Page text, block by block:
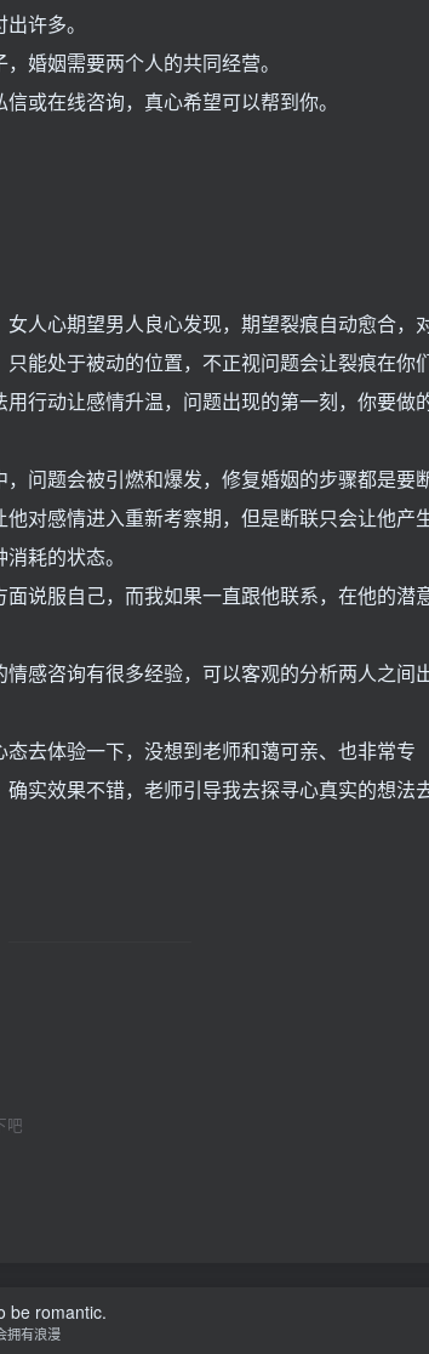
许多。
婚姻需要两个人的共同经营。
或在线咨询，真心希望可以帮到你。
人心期望男人良心发现，期望裂痕自动愈合，
能处于被动的位置，不正视问题会让裂痕在你
行动让感情升温，问题出现的第一刻，你要做
问题会被引燃和爆发，修复婚姻的步骤都是要
对感情进入重新考察期，但是断联只会让他产
耗的状态。
说服自己，而我如果一直跟他联系，在他的潜
感咨询有很多经验，可以客观的分析两人之间
去体验一下，没想到老师和蔼可亲、也非常专
实效果不错，老师引导我去探寻心真实的想法
吧
be romantic.
拥有浪漫